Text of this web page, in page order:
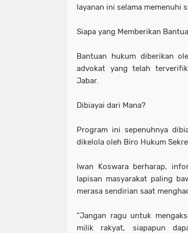
layanan ini selama memenuhi
Siapa yang Memberikan
Bantuan hukum diberikan
advokat yang telah
Jabar.
Dibiayai dari Mana?
Program ini sepenuhnya
dikelola oleh Biro Hukum
Iwan Koswara berharap,
lapisan masyarakat paling
merasa sendirian saat
“Jangan ragu untuk
milik rakyat, siapapun